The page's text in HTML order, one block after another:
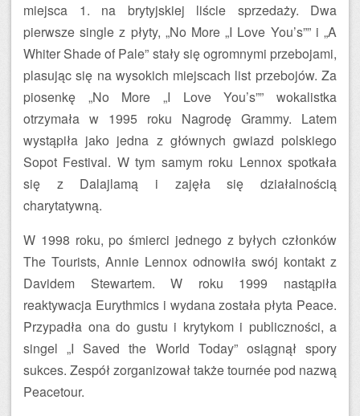
miejsca 1. na brytyjskiej liście sprzedaży. Dwa
pierwsze single z płyty, „No More „I Love You’s”” i „A
Whiter Shade of Pale” stały się ogromnymi przebojami,
plasując się na wysokich miejscach list przebojów. Za
piosenkę „No More „I Love You’s”” wokalistka
otrzymała w 1995 roku Nagrodę Grammy. Latem
wystąpiła jako jedna z głównych gwiazd polskiego
Sopot Festival. W tym samym roku Lennox spotkała
się z Dalajlamą i zajęła się działalnością
charytatywną.
W 1998 roku, po śmierci jednego z byłych członków
The Tourists, Annie Lennox odnowiła swój kontakt z
Davidem Stewartem. W roku 1999 nastąpiła
reaktywacja Eurythmics i wydana została płyta Peace.
Przypadła ona do gustu i krytykom i publiczności, a
singel „I Saved the World Today” osiągnął spory
sukces. Zespół zorganizował także tournée pod nazwą
Peacetour.